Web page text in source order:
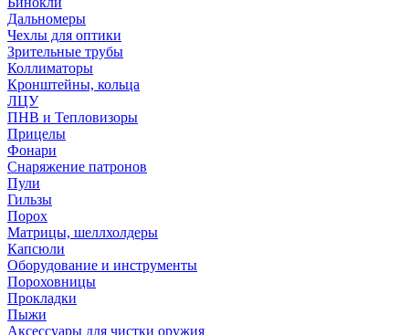
Дальномеры
Чехлы для оптики
Зрительные трубы
Коллиматоры
Кронштейны, кольца
ЛЦУ
ПНВ и Тепловизоры
Прицелы
Фонари
Снаряжение патронов
Пули
Гильзы
Порох
Матрицы, шеллхолдеры
Капсюли
Оборудование и инструменты
Пороховницы
Прокладки
Пыжи
Аксессуары для чистки оружия